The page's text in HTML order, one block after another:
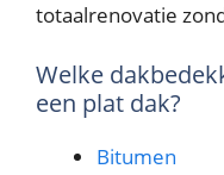
totaalrenovatie
Welke
een plat dak?
Bitumen